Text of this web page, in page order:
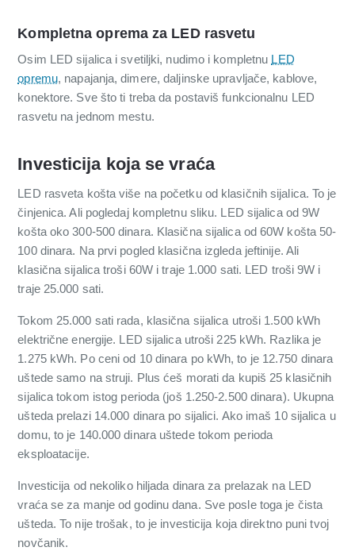
Kompletna oprema za LED rasvetu
Osim LED sijalica i svetiljki, nudimo i kompletnu LED
opremu, napajanja, dimere, daljinske upravljače, kablove,
konektore. Sve što ti treba da postaviš funkcionalnu LED
rasvetu na jednom mestu.
Investicija koja se vraća
LED rasveta košta više na početku od klasičnih sijalica. To je
činjenica. Ali pogledaj kompletnu sliku. LED sijalica od 9W
košta oko 300-500 dinara. Klasična sijalica od 60W košta 50-
100 dinara. Na prvi pogled klasična izgleda jeftinije. Ali
klasična sijalica troši 60W i traje 1.000 sati. LED troši 9W i
traje 25.000 sati.
Tokom 25.000 sati rada, klasična sijalica utroši 1.500 kWh
električne energije. LED sijalica utroši 225 kWh. Razlika je
1.275 kWh. Po ceni od 10 dinara po kWh, to je 12.750 dinara
uštede samo na struji. Plus ćeš morati da kupiš 25 klasičnih
sijalica tokom istog perioda (još 1.250-2.500 dinara). Ukupna
ušteda prelazi 14.000 dinara po sijalici. Ako imaš 10 sijalica u
domu, to je 140.000 dinara uštede tokom perioda
eksploatacije.
Investicija od nekoliko hiljada dinara za prelazak na LED
vraća se za manje od godinu dana. Sve posle toga je čista
ušteda. To nije trošak, to je investicija koja direktno puni tvoj
novčanik.